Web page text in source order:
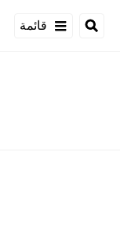
قائمة